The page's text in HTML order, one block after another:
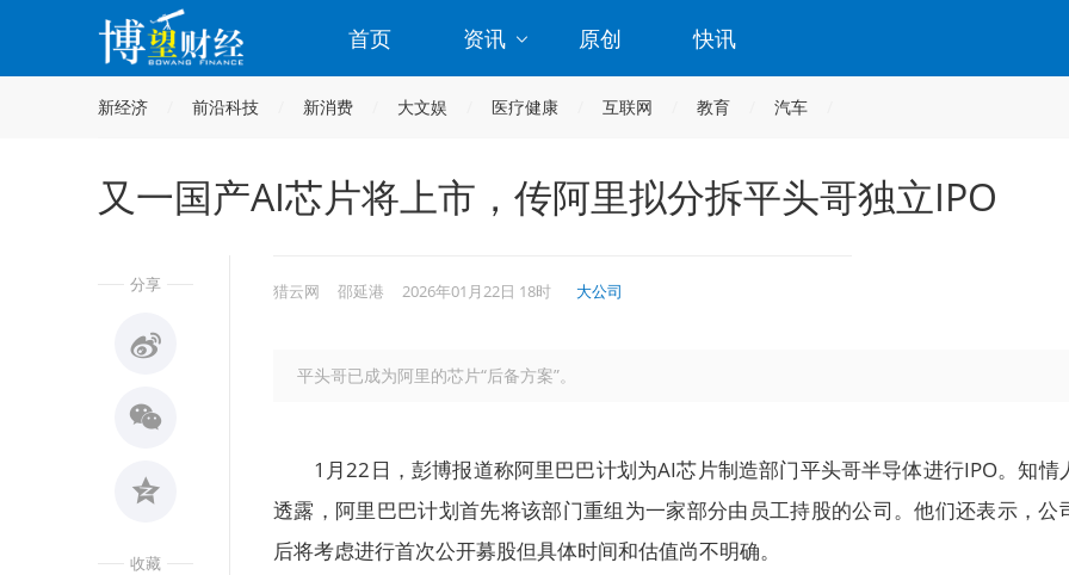
首页 资讯 原创 快讯
新经济 前沿科技 新消费 大文娱 医疗健康 互联网 教育 汽车
又一国产AI芯片将上市，传阿里拟分拆平头哥独立IPO
分享
收藏
猎云网 邵延港 2026年01月22日 18时 大公司
平头哥已成为阿里的芯片“后备方案”。
1月22日，彭博报道称阿里巴巴计划为AI芯片制造部门平头哥半导体进行IPO。知情
透露，阿里巴巴计划首先将该部门重组为一家部分由员工持股的公司。他们还表示，公
后将考虑进行首次公开募股但具体时间和估值尚不明确。